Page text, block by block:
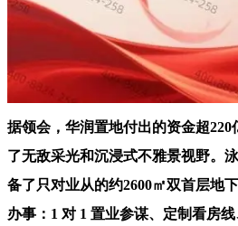
据领会，华润置地付出的资金超220
了无敌采光和沉浸式不雅景视野。
备了只对业从的约2600㎡双首层地
办事：1 对 1 置业参谋、定制看房